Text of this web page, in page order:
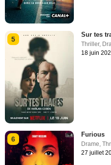
5
Sur tes
Thriller,
18 juin
6
Furious
Drame ,
27 juillet